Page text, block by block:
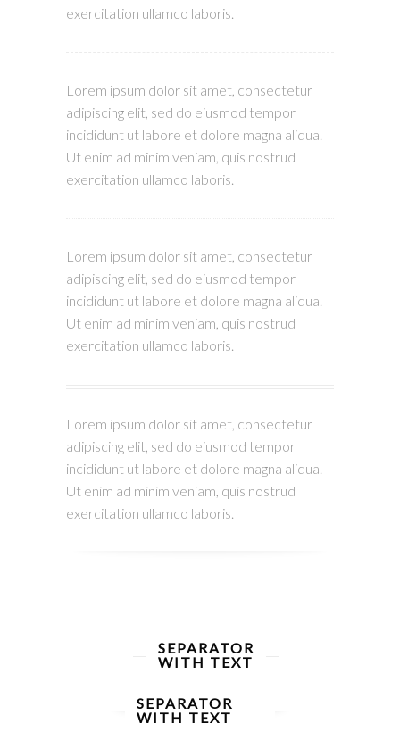
exercitation ullamco laboris.
Lorem ipsum dolor sit amet, consectetur
adipiscing elit, sed do eiusmod tempor
incididunt ut labore et dolore magna aliqua.
Ut enim ad minim veniam, quis nostrud
exercitation ullamco laboris.
Lorem ipsum dolor sit amet, consectetur
adipiscing elit, sed do eiusmod tempor
incididunt ut labore et dolore magna aliqua.
Ut enim ad minim veniam, quis nostrud
exercitation ullamco laboris.
Lorem ipsum dolor sit amet, consectetur
adipiscing elit, sed do eiusmod tempor
incididunt ut labore et dolore magna aliqua.
Ut enim ad minim veniam, quis nostrud
exercitation ullamco laboris.
SEPARATOR
WITH TEXT
SEPARATOR
WITH TEXT